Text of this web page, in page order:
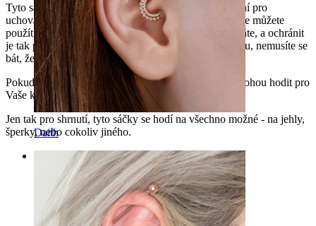
Daith
Tyto sáčky jsou baleny po 100 kusech, a jsou perfektní pro
uchovávání jehel a dalších drobných věcí. Například je můžete
použít pro uchovávání šperků, které zrovna nepoužíváte, a ochránit
je tak proti prachu a špíně. Pokud dáte šperky do sáčku, nemusíte se
bát, že se ztratí nebo zajdou.
Pokud jste profesionální piercer, tyto sáčky se Vám mohou hodit pro
Vaše klienty na jejich nové šperky.
Jen tak pro shrnutí, tyto sáčky se hodí na všechno možné - na jehly,
šperky, nebo cokoliv jiného.
Kategorie
Pupík
Rty